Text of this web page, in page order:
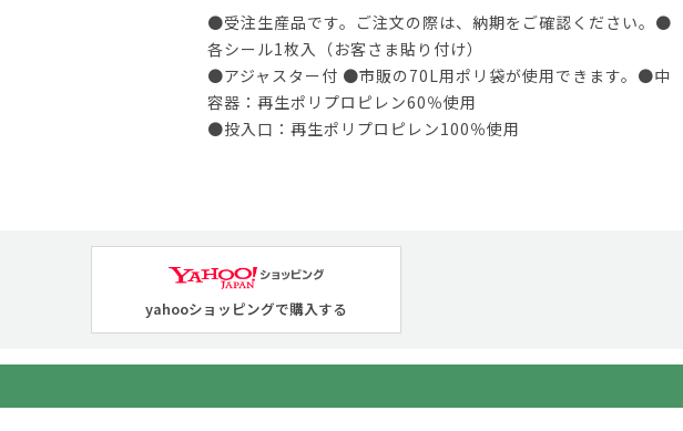
●受注生産品です。ご注文の際は、納期をご確認ください。●
各シール1枚入（お客さま貼り付け）
●アジャスター付 ●市販の70L用ポリ袋が使用できます。●中
容器：再生ポリプロピレン60％使用
●投入口：再生ポリプロピレン100％使用
yahooショッピングで購入する